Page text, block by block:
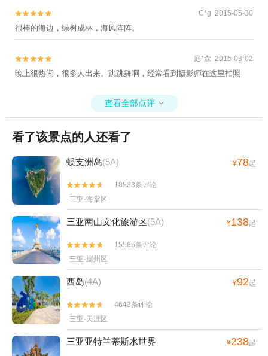

 C*g 2015-05-30
很棒的海边，绿树成林，海风阵阵。

 庭*森 2015-03-02
晚上很热闹，很多人出来。跳跳舞啊，经常看到摄影师在这里拍照
查看全部点评 
看了该景点的人还看了
蜈支洲岛(5A) ¥78起


18533条评论
三亚·海棠区
三亚南山文化旅游区(5A) ¥138起


15585条评论
三亚·崖州区
西岛(4A) ¥92起


4643条评论
三亚·天涯区
三亚亚特兰蒂斯水世界 ¥238起